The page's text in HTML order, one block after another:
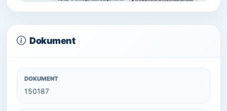
Dokument
DOKUMENT
150187